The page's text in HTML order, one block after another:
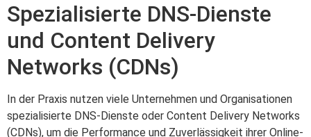
Spezialisierte DNS-Dienste
und Content Delivery
Networks (CDNs)
In der Praxis nutzen viele Unternehmen und Organisationen
spezialisierte DNS-Dienste oder Content Delivery Networks
(CDNs), um die Performance und Zuverlässigkeit ihrer Online-